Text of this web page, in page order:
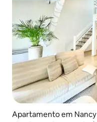
Apartamento em Nancy